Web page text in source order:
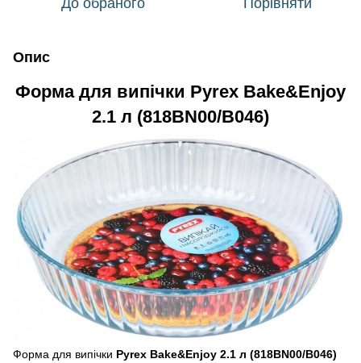
Опис
Форма для випічки Pyrex Bake&Enjoy
2.1 л (818BN00/B046)
Форма для випічки Pyrex Bake&Enjoy 2.1 л (818BN00/B046)